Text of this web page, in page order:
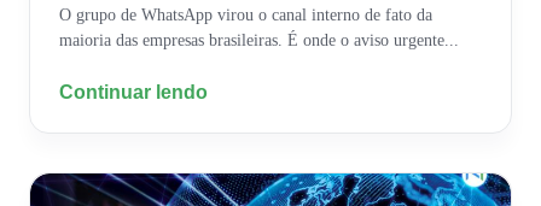
O grupo de WhatsApp virou o canal interno de fato da
maioria das empresas brasileiras. É onde o aviso urgente...
Continuar lendo